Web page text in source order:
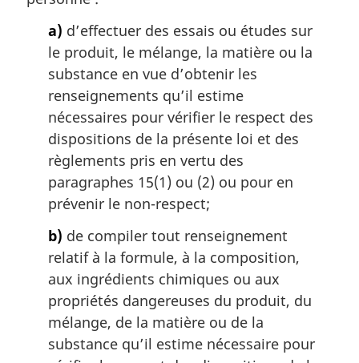
a) d’effectuer des essais ou études sur
le produit, le mélange, la matière ou la
substance en vue d’obtenir les
renseignements qu’il estime
nécessaires pour vérifier le respect des
dispositions de la présente loi et des
règlements pris en vertu des
paragraphes 15(1) ou (2) ou pour en
prévenir le non-respect;
b) de compiler tout renseignement
relatif à la formule, à la composition,
aux ingrédients chimiques ou aux
propriétés dangereuses du produit, du
mélange, de la matière ou de la
substance qu’il estime nécessaire pour